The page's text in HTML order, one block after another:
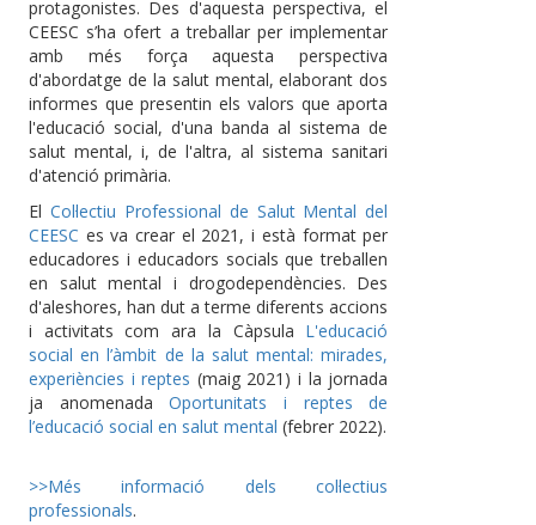
protagonistes. Des d'aquesta perspectiva, el
CEESC s’ha ofert a treballar per implementar
amb més força aquesta perspectiva
d'abordatge de la salut mental, elaborant dos
informes que presentin els valors que aporta
l'educació social, d'una banda al sistema de
salut mental, i, de l'altra, al sistema sanitari
d'atenció primària.
El Col·lectiu Professional de Salut Mental del
CEESC es va crear el 2021, i està format per
educadores i educadors socials que treballen
en salut mental i drogodependències. Des
d'aleshores, han dut a terme diferents accions
i activitats com ara la Càpsula L'educació
social en l’àmbit de la salut mental: mirades,
experiències i reptes (maig 2021) i la jornada
ja anomenadaOportunitats i reptes de
l’educació social en salut mental (febrer 2022).
>>Més informació dels col·lectius
professionals.